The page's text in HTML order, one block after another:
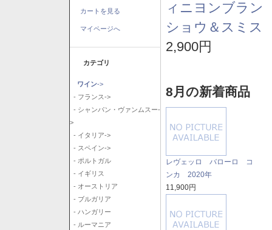
カートを見る
マイページへ
カテゴリ
ワイン->
- フランス->
- シャンパン・ヴァンムスー-
>
- イタリア->
- スペイン->
- ポルトガル
- イギリス
- オーストリア
- ブルガリア
- ハンガリー
- ルーマニア
ショウ＆スミ
2,900円
8月の新着商品
レヴェッロ バローロ コ
ンカ 2020年
11,900円